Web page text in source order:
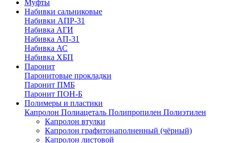
Муфты
Набивки сальниковые
Набивки АПР-31
Набивка АГИ
Набивка АП-31
Набивка АС
Набивка ХБП
Паронит
Паронитовые прокладки
Паронит ПМБ
Паронит ПОН-Б
Полимеры и пластики
Капролон Полиацеталь Полипропилен Полиэтилен
Капролон втулки
Капролон графитонаполненный (чёрный)
Капролон листовой